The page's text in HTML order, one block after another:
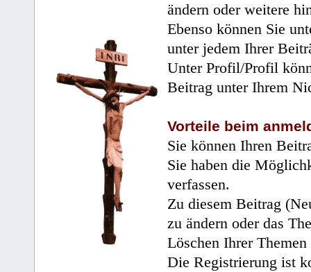
ändern oder weitere
Ebenso können Sie
unter jedem Ihrer
Unter Profil/Profil
Beitrag unter Ihrem
Vorteile beim
Sie können Ihren
Sie haben die
verfassen.
Zu diesem Beitrag
zu ändern oder das
Löschen Ihrer
Die Registrierung ist